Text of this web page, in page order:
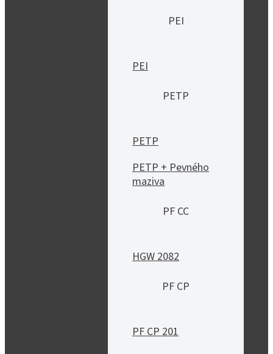
PEI
PEI
PETP
PETP
PETP + Pevného
maziva
PF CC
HGW 2082
PF CP
PF CP 201